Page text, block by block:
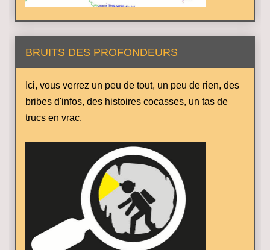
BRUITS DES PROFONDEURS
Ici, vous verrez un peu de tout, un peu de rien, des
bribes d'infos, des histoires cocasses, un tas de
trucs en vrac.